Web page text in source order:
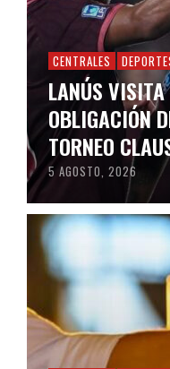
CENTRALES
LANÚS
OBLIGACIÓN
TORNEO
5 AGOSTO, 2026